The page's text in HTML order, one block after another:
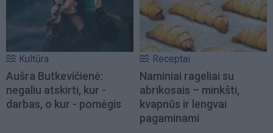
Kultūra
Aušra Butkevičienė:
negaliu atskirti, kur -
darbas, o kur - pomėgis
Receptai
Naminiai rageliai su
abrikosais – minkšti,
kvapnūs ir lengvai
pagaminami